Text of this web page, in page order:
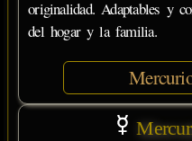
originalidad. Adaptables y
del hogar y la familia.